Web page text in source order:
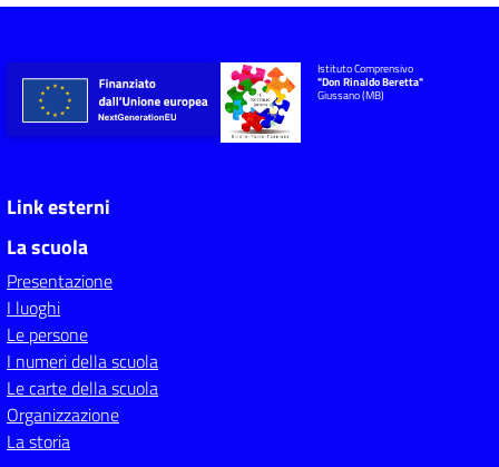
Istituto Comprensivo
"Don Rinaldo Beretta"
Giussano (MB)
Link esterni
La scuola
Presentazione
I luoghi
Le persone
I numeri della scuola
Le carte della scuola
Organizzazione
La storia